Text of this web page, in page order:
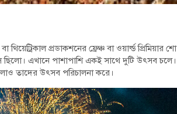
প্রডাকশনের ফ্রেঞ্চ বা ওয়ার্ল্ড প্রিমিয়ার শো
এখানে পাশাপাশি একই সাথে দুটি উৎসব চলে।
তাদের উৎসব পরিচালনা করে।